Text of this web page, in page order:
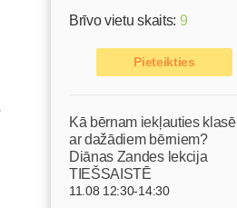
Brīvo vietu skaits: 9
Pieteikties
Kā bērnam iekļauties klasē
ar dažādiem bērniem?
Diānas Zandes lekcija
TIEŠSAISTĒ
11.08 12:30-14:30